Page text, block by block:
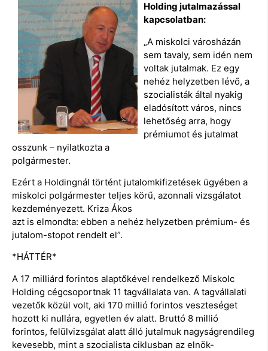
Holding jutalmazással
kapcsolatban:
„A miskolci városházán
sem tavaly, sem idén nem
voltak jutalmak. Ez egy
nehéz helyzetben lévő, a
szocialisták által nyakig
eladósított város, nincs
lehetőség arra, hogy
prémiumot és jutalmat
osszunk – nyilatkozta a
polgármester.
Ezért a Holdingnál történt jutalomkifizetések ügyében a
miskolci polgármester teljes körű, azonnali vizsgálatot
kezdeményezett. Kriza Ákos
azt is elmondta: ebben a nehéz helyzetben prémium- és
jutalom-stopot rendelt el”.
*HÁTTÉR*
A 17 milliárd forintos alaptőkével rendelkező Miskolc
Holding cégcsoportnak 11 tagvállalata van. A tagvállalati
vezetők közül volt, aki 170 millió forintos veszteséget
hozott ki nullára, egyetlen év alatt. Bruttó 8 millió
forintos, felülvizsgálat alatt álló jutalmuk nagyságrendileg
kevesebb, mint a szocialista ciklusban az elnök-